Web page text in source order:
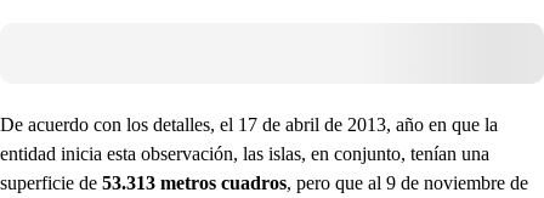
De acuerdo con los detalles, el 17 de abril de 2013, año en que la
entidad inicia esta observación, las islas, en conjunto, tenían una
superficie de 53.313 metros cuadros, pero que al 9 de noviembre de